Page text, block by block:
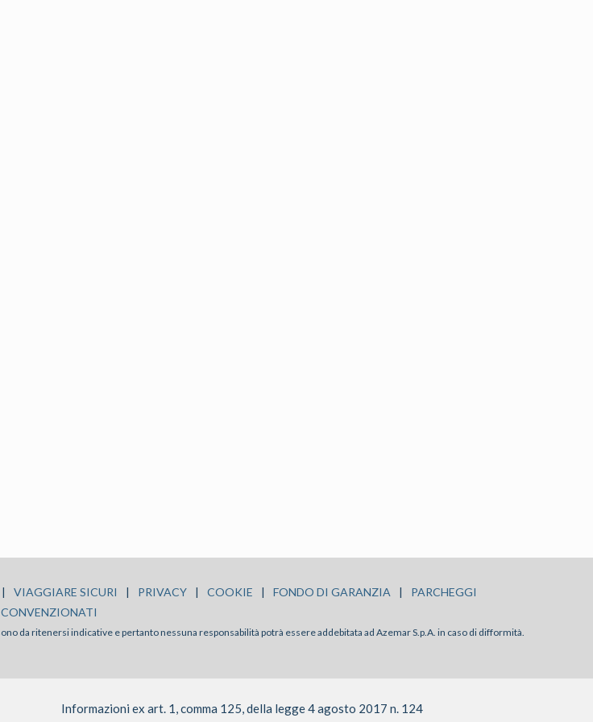
| VIAGGIARE SICURI | PRIVACY | COOKIE | FONDO DI GARANZIA |
PARCHEGGI
CONVENZIONATI
da ritenersi indicative e pertanto nessuna responsabilità potrà essere addebitata ad Azemar S.p.A. in caso di difformità.
Informazioni ex art. 1, comma 125, della legge 4 agosto 2017 n. 124